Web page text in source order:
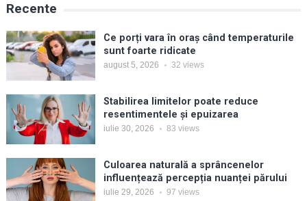
Recente
Ce porți vara în oraș când temperaturile
sunt foarte ridicate
august 5, 2026 32 views
Stabilirea limitelor poate reduce
resentimentele și epuizarea
iulie 30, 2026 83 views
Culoarea naturală a sprâncenelor
influențează percepția nuanței părului
iulie 29, 2026 97 views